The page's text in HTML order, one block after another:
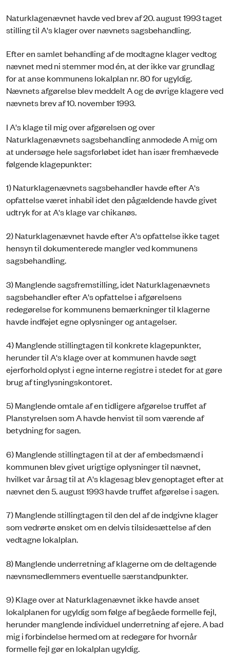
Naturklagenævnet havde ved brev af 20. august 1993 taget
stilling til A's klager over nævnets sagsbehandling.
Efter en samlet behandling af de modtagne klager vedtog
nævnet med ni stemmer mod én, at der ikke var grundlag
for at anse kommunens lokalplan nr. 80 for ugyldig.
Nævnets afgørelse blev meddelt A og de øvrige klagere ved
nævnets brev af 10. november 1993.
I A's klage til mig over afgørelsen og over
Naturklagenævnets sagsbehandling anmodede A mig om
at undersøge hele sagsforløbet idet han især fremhævede
følgende klagepunkter:
1) Naturklagenævnets sagsbehandler havde efter A's
opfattelse været inhabil idet den pågældende havde givet
udtryk for at A's klage var chikanøs.
2) Naturklagenævnet havde efter A's opfattelse ikke taget
hensyn til dokumenterede mangler ved kommunens
sagsbehandling.
3) Manglende sagsfremstilling, idet Naturklagenævnets
sagsbehandler efter A's opfattelse i afgørelsens
redegørelse for kommunens bemærkninger til klagerne
havde indføjet egne oplysninger og antagelser.
4) Manglende stillingtagen til konkrete klagepunkter,
herunder til A's klage over at kommunen havde søgt
ejerforhold oplyst i egne interne registre i stedet for at gøre
brug af tinglysningskontoret.
5) Manglende omtale af en tidligere afgørelse truffet af
Planstyrelsen som A havde henvist til som værende af
betydning for sagen.
6) Manglende stillingtagen til at der af embedsmænd i
kommunen blev givet urigtige oplysninger til nævnet,
hvilket var årsag til at A's klagesag blev genoptaget efter at
nævnet den 5. august 1993 havde truffet afgørelse i sagen.
7) Manglende stillingtagen til den del af de indgivne klager
som vedrørte ønsket om en delvis tilsidesættelse af den
vedtagne lokalplan.
8) Manglende underretning af klagerne om de deltagende
nævnsmedlemmers eventuelle særstandpunkter.
9) Klage over at Naturklagenævnet ikke havde anset
lokalplanen for ugyldig som følge af begåede formelle fejl,
herunder manglende individuel underretning af ejere. A bad
mig i forbindelse hermed om at redegøre for hvornår
formelle fejl gør en lokalplan ugyldig.